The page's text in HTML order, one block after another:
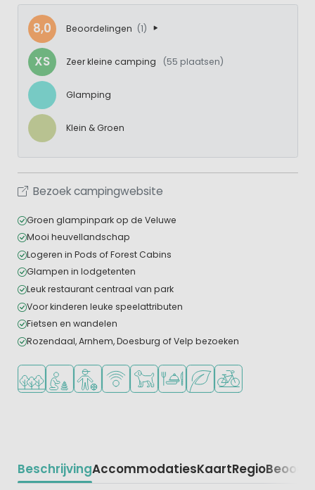
8,0 Beoordelingen (1)
XS Zeer kleine camping (55 plaatsen)
Glamping
Klein & Groen
Bezoek campingwebsite
Groen glampinpark op de Veluwe
Mooi heuvellandschap
Logeren in Pods of Forest Cabins
Glampen in lodgetenten
Leuk restaurant centraal van park
Voor kinderen leuke speelattributen
Fietsen en wandelen
Rozendaal, Arnhem, Doesburg of Velp bezoeken
Ligt in een bosrijke omgeving
Aanbevolen voor jonge kinderen
Aanbevolen voor tieners
WiFi beschikbaar
Huisdieren toegestaan
Restaurant of pizzeria
Groene ligging
Fietsverhuur
BeschrijvingAccommodatiesKaartRegio